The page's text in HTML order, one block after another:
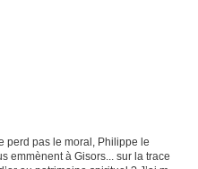
perd pas le moral, Philippe le
emmènent à Gisors... sur la trace